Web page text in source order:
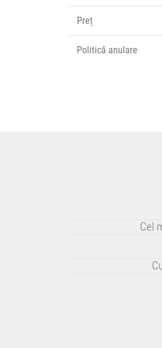
Preț
Politică anulare
Cel